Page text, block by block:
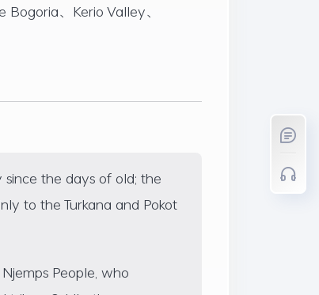
、Kerio Valley、
the days of old; the
to the Turkana and Pokot
People, who